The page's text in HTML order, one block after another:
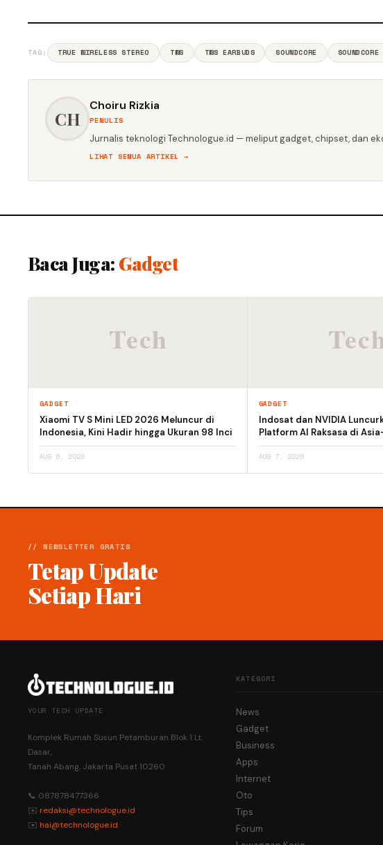
TAG: TRUE WIRELESS STEREO TWS TWS EARBUDS SOUNDCORE
CH
Choiru Rizkia
PENULIS
Jurnalis teknologi Technologue.id — meliput gadget, chipset, dan
LIHAT SEMUA ARTIKEL →
Baca Juga: Gadget
GADGET
Xiaomi TV S Mini LED 2026 Meluncur di
Indonesia, Kini Hadir hingga Ukuran 98 Inci
AUG 6, 2026
GADGET
Indosat dan NVIDIA
Platform AI Raksasa di
AUG 7, 2026
// NEWSLETTER GRATIS
Tetap Update
Setiap Hari
YOUR TECH UPDATE
Komplek Rumah Susun Petamburan Blok 1 Lt.
Dasar,
Tanah Abang, Jakarta Pusat 10260
📞 087878477366
✉️ redaksi@technologue.id
✉️ hai@technologue.id
KATEGORI
News
Gadget
Business
Apps
Internet
Oto
Tips
Forum